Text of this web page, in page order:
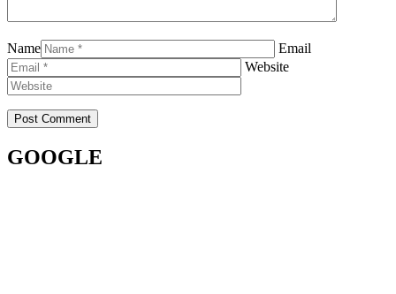
Name
Email
Website
GOOGLE